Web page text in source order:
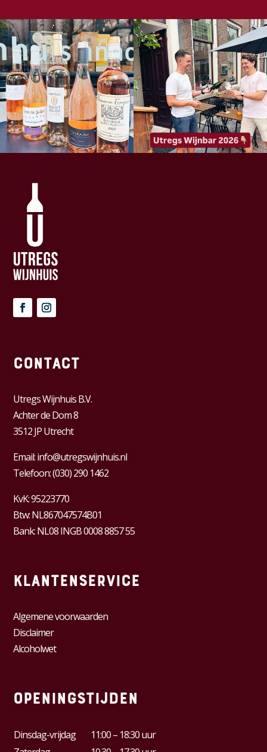
Contact
Utregs Wijnhuis B.V.
Achter de Dom 8
3512 JP Utrecht
Email:info@utregswijnhuis.nl
Telefoon:(030) 290 1462
KvK:95223770
Btw:NL867047574B01
Bank: NL08 INGB 0008 8857 55
Klantenservice
Algemene voorwaarden
Disclaimer
Alcoholwet
Openingstijden
Dinsdag-vrijdag
11:00 – 18:30 uur